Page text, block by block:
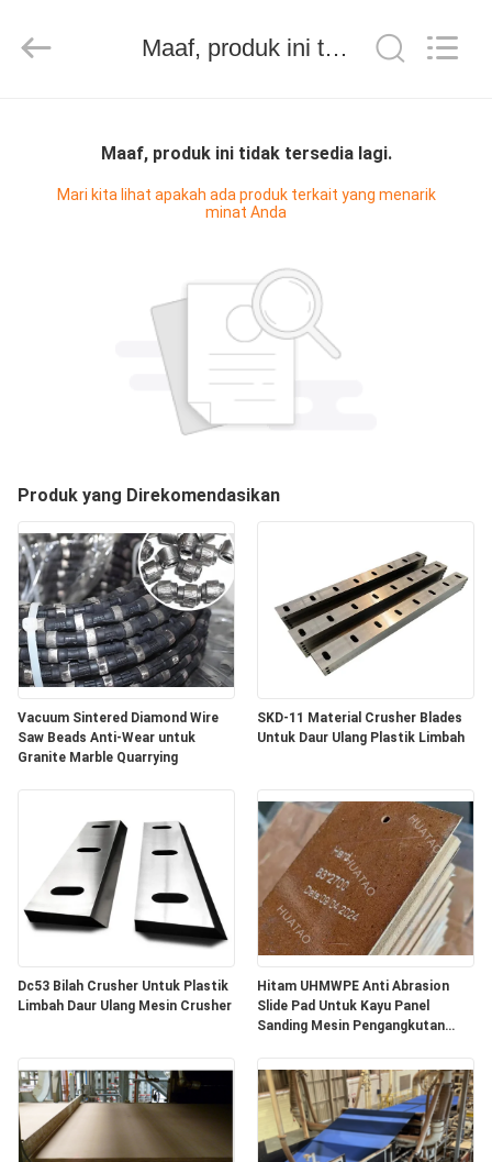
PRODUK
KUALITAS
HUBUNGI
KAMI
BERITA
PERMINTAAN
SITEMAP
PRIVACY
Maaf, produk ini tidak tersedia lagi.
Maaf, produk ini tidak tersedia lagi.
Mari kita lihat apakah ada produk terkait yang menarik
minat Anda
Produk yang Direkomendasikan
Vacuum Sintered Diamond Wire
Saw Beads Anti-Wear untuk
Granite Marble Quarrying
SKD-11 Material Crusher Blades
Untuk Daur Ulang Plastik Limbah
Dc53 Bilah Crusher Untuk Plastik
Limbah Daur Ulang Mesin Crusher
Hitam UHMWPE Anti Abrasion
Slide Pad Untuk Kayu Panel
Sanding Mesin Pengangkutan